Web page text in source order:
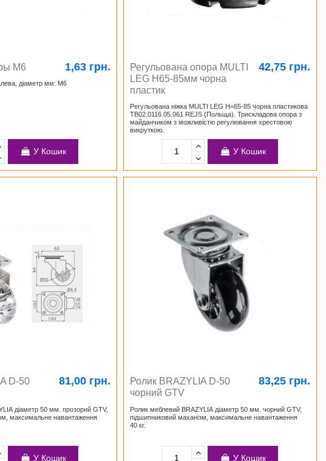
М6 1,63 грн.
діаметр мм: М6
У Кошик
Регульована опора MULTI
LEG H65-85мм чорна
пластик
42,75 грн.
Регульована ніжка MULTI LEG H=65-85 чорна пластикова
TB02.0116.05.061 REJS (Польща). Трискладова опора з
майданчиком з можливістю регулювання хрестовою
викруткою.
У Кошик
D-50
81,00 грн.
діаметр 50 мм. прозорий GTV,
максимальне навантаження
У Кошик
Ролик BRAZYLIA D-50
чорний GTV
83,25 грн.
Ролик меблевий BRAZYLIA діаметр 50 мм. чорний GTV,
підшипниковий маханізм, максимальне навантаження
40 кг.
У Кошик